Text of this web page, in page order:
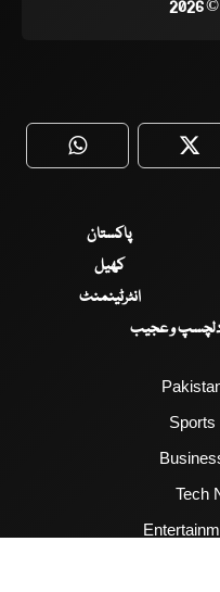
WhatsApp
پاکستان
کھیل
انٹرٹینمنٹ
و عجیب
Tech